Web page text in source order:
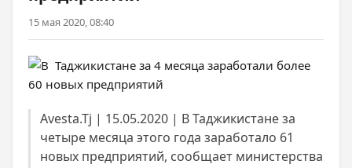
15 мая 2020, 08:40
Avesta.Tj | 15.05.2020 | В Таджикистане за
четыре месяца этого года заработало 61
новых предприятий, сообщает министерства